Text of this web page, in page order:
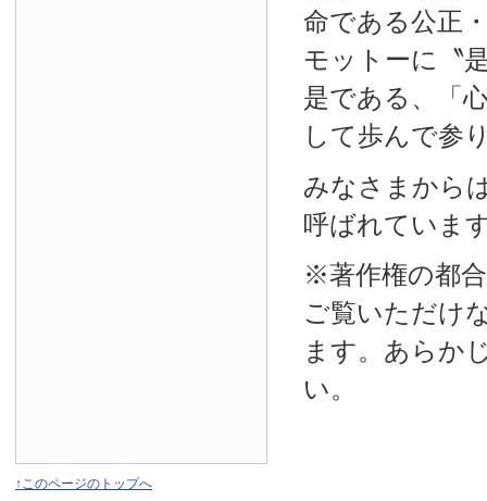
命である公正
モットーに〝
是である、「
して歩んで参
みなさまから
呼ばれていま
※著作権の都
ご覧いただけ
ます。あらか
い。
↑このページのトップへ